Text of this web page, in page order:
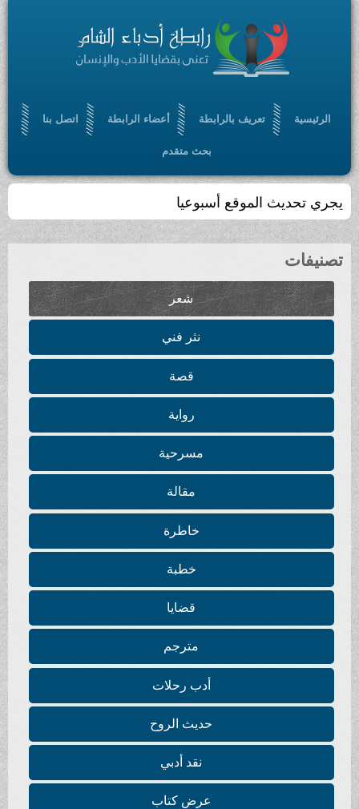
الرئيسية تعريف بالرابطة أعضاء الرابطة اتصل بنا
بحث متقدم
يجري تحديث الموقع أسبوعيا
تصنيفات
شعر
نثر فني
قصة
رواية
مسرحية
مقالة
خاطرة
خطبة
قضايا
مترجم
أدب رحلات
حديث الروح
نقد أدبي
عرض كتاب